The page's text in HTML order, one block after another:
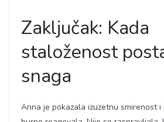
Zaključak: Kada
staloženost
snaga
Anna je pokazala izuzetnu smirenost i